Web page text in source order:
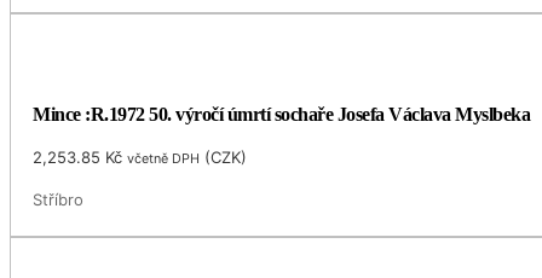
Mince :R.1972 50. výročí úmrtí sochaře Josefa Václava Myslbeka
2,253.85 Kč včetně DPH (CZK)
Stříbro